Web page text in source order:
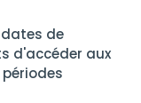
de
d'accéder aux